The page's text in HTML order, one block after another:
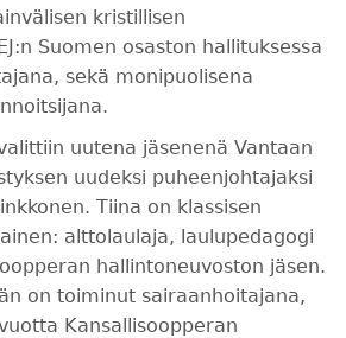
kristillisen
Suomen osaston hallituksessa
sekä monipuolisena
uutena jäsenenä Vantaan
uudeksi puheenjohtajaksi
Tiina on klassisen
alttolaulaja, laulupedagogi
hallintoneuvoston jäsen.
on toiminut sairaanhoitajana,
Kansallisoopperan